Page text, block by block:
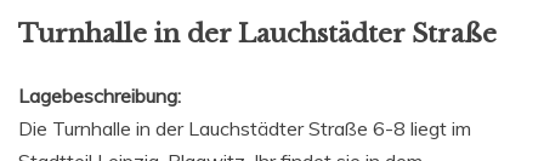
Turnhalle in der Lauchstädter Straße
Lagebeschreibung:
Die Turnhalle in der Lauchstädter Straße 6-8 liegt im